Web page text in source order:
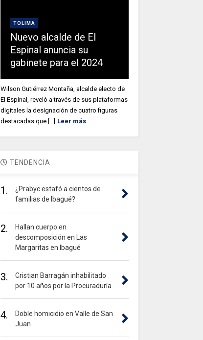
TOLIMA
Nuevo alcalde de El
Espinal anuncia su
gabinete para el 2024
Wilson Gutiérrez Montaña, alcalde electo de
El Espinal, reveló a través de sus plataformas
digitales la designación de cuatro figuras
destacadas que [...] Leer más
TENDENCIA
1.
¿Prabyc estafó a cientos de
familias de Ibagué?
2.
Hallan cuerpo en
descomposición en Las
Margaritas en Ibagué
3.
Cristian Barragán inhabilitado
por 10 años por la Procuraduría
4.
Doble homicidio en Valle de San
Juan